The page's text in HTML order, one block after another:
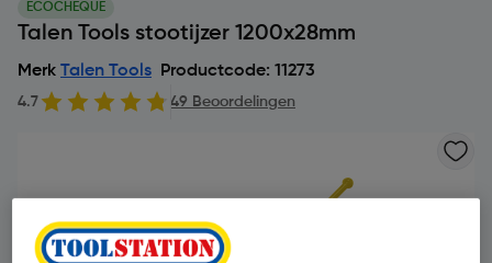
ECOCHEQUE
Talen Tools stootijzer 1200x28mm
Merk Talen Tools Productcode: 11273
4.7 49 Beoordelingen